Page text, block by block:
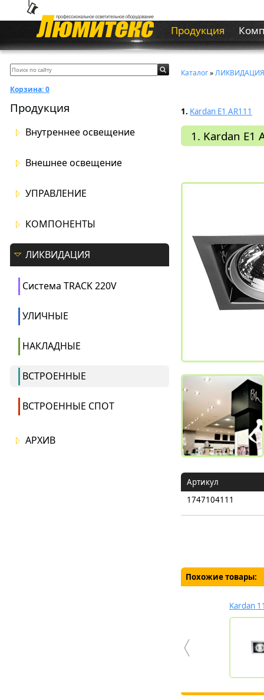
Продукция
Корзина:0
Продукция
Внутреннее освещение
Внешнее освещение
УПРАВЛЕНИЕ
КОМПОНЕНТЫ
ЛИКВИДАЦИЯ
Система TRACK 220V
УЛИЧНЫЕ
НАКЛАДНЫЕ
ВСТРОЕННЫЕ
ВСТРОЕННЫЕ СПОТ
АРХИВ
Каталог»ЛИКВИДАЦИЯ
1. Kardan E1 AR111
1. Kardan E1
Артикул
1747104111
Похожие товары:
Kardan